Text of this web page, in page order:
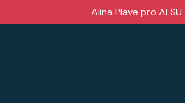
Alina Plave pro ALSU